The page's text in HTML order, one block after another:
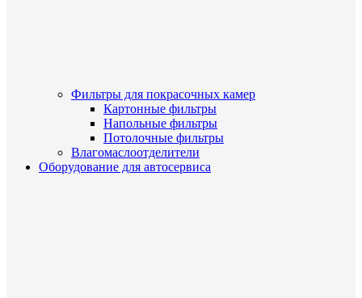
Фильтры для покрасочных камер
Картонные фильтры
Напольные фильтры
Потолочные фильтры
Влагомаслоотделители
Оборудование для автосервиса